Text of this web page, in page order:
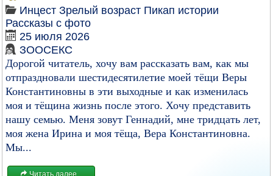
Инцест Зрелый возраст Пикап истории
Рассказы с фото
25 июля 2026
ЗООСЕКС
Дорогой читатель, хочу вам рассказать вам, как мы
отпраздновали шестидесятилетие моей тёщи Веры
Константиновны в эти выходные и как изменилась
моя и тёщина жизнь после этого. Хочу представить
нашу семью. Меня зовут Геннадий, мне тридцать лет,
моя жена Ирина и моя тёща, Вера Константиновна.
Мы...